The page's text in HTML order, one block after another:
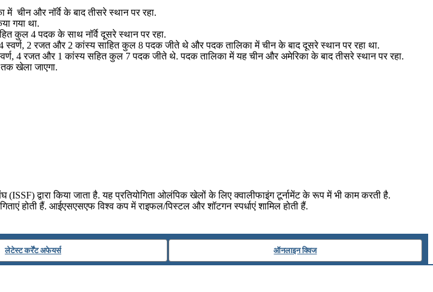
चीन और नॉर्वे के बाद तीसरे स्थान पर रहा.
गया था.
कुल 4 पदक के साथ नॉर्वे दूसरे स्थान पर रहा.
स्वर्ण, 2 रजत और 2 कांस्य साहित कुल 8 पदक जीते थे और पदक तालिका में चीन के बाद दूसरे स्थान पर रहा था.
4 रजत और 1 कांस्य सहित कुल 7 पदक जीते थे. पदक तालिका में यह चीन और अमेरिका के बाद तीसरे स्थान पर रहा.
खेला जाएगा.
द्वारा किया जाता है. यह प्रतियोगिता ओलंपिक खेलों के लिए क्वालीफाइंग टूर्नामेंट के रूप में भी काम करती है.
होती हैं. आईएसएसएफ विश्व कप में राइफल/पिस्टल और शॉटगन स्पर्धाएं शामिल होती हैं.
लेटेस्ट कर्रेंट अफेयर्स ऑनलाइन क्विज